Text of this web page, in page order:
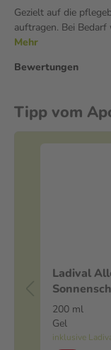
Gezielt auf die
auftragen. Bei
Mehr
Bewertungen
Tipp vom
Ladival
200 ml
Gel
inklusive